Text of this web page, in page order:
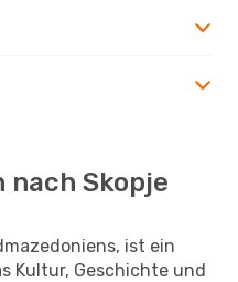
nach Skopje
ist ein
Kultur, Geschichte und